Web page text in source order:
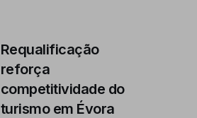
Requalificação
reforça
competitividade do
turismo em Évora